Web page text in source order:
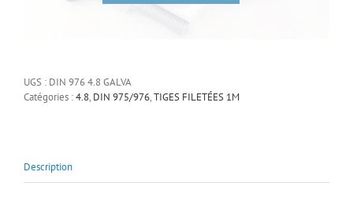
UGS : DIN 976 4.8 GALVA
Catégories :4.8, DIN 975/976,TIGES FILETÉES 1M
Description